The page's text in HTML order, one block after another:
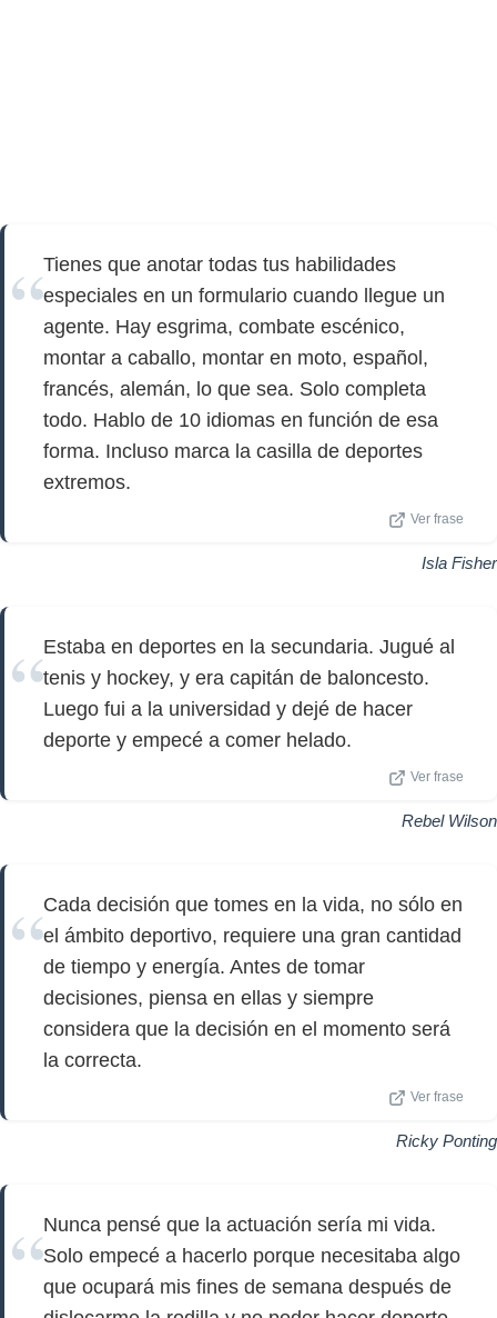
Tienes que anotar todas tus habilidades
especiales en un formulario cuando llegue un
agente. Hay esgrima, combate escénico,
montar a caballo, montar en moto, español,
francés, alemán, lo que sea. Solo completa
todo. Hablo de 10 idiomas en función de esa
forma. Incluso marca la casilla de deportes
extremos.
Ver frase
Isla Fisher
Estaba en deportes en la secundaria. Jugué al
tenis y hockey, y era capitán de baloncesto.
Luego fui a la universidad y dejé de hacer
deporte y empecé a comer helado.
Ver frase
Rebel Wilson
Cada decisión que tomes en la vida, no sólo en
el ámbito deportivo, requiere una gran cantidad
de tiempo y energía. Antes de tomar
decisiones, piensa en ellas y siempre
considera que la decisión en el momento será
la correcta.
Ver frase
Ricky Ponting
Nunca pensé que la actuación sería mi vida.
Solo empecé a hacerlo porque necesitaba algo
que ocupará mis fines de semana después de